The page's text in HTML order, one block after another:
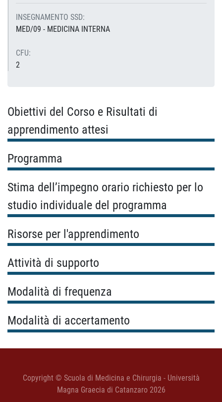
INSEGNAMENTO SSD:
MED/09 - MEDICINA INTERNA
CFU:
2
Obiettivi del Corso e Risultati di
apprendimento attesi
Programma
Stima dell’impegno orario richiesto per lo
studio individuale del programma
Risorse per l'apprendimento
Attività di supporto
Modalità di frequenza
Modalità di accertamento
Copyright © Scuola di Medicina e Chirurgia - Università
Magna Graecia di Catanzaro 2026